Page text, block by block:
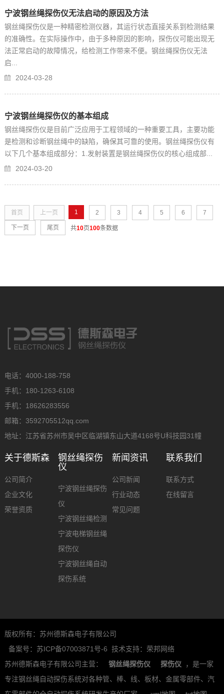
宁波钢丝绳探伤仪无法启动的原因及方法
钢丝绳探伤仪是一种精密检测仪器，其运行状态直接关系到检测结果
的准确性。在实际操作中，由于多种原因的影响，探伤仪可能出现无
法正常启动的故障情况，给检测工作带来不便。钢丝绳探伤仪无法
启...
2024-03-28
宁波钢丝绳探伤仪的基本组成
钢丝绳探伤仪是目前广泛应用于工程领域的一种重要工具，主要功能
是检测和诊断钢丝绳中的缺陷，确保其可靠的使用。钢丝绳探伤仪有
以下几个基本组成部分：1.发射装置是钢丝绳探伤仪的核心组成部...
2024-03-20
首页 上一页 1 2 3 4 5 6 7
下一页 尾页 共10页100条数据
电话：4000-188-758
手机：180-1263-6108
手机：18626283556
邮箱：3592705512qq.com
地址：江苏省苏州市吴中区临湖镇东山大道4168号U科技园31幢
关于德斯森
公司简介
企业文化
荣誉资质
钢丝绳探伤
仪
宁波钢丝绳探伤
仪
宁波钢丝绳检测
宁波电梯钢丝绳
探伤仪
宁波钢丝绳自动
探伤系统
新闻资讯
公司新闻
行业动态
常见问题
联系我们
联系方式
在线留言
版权所有：苏州德斯森电子有限公司
备案号：苏ICP备07003871号-6 技术支持：荣邦网络
苏州德斯森电子有限公司主营：
钢丝绳探伤仪 探伤仪
，是一家
专注钢丝绳自动探伤系统对各种管、棒、线、板材、金属零部件、汽